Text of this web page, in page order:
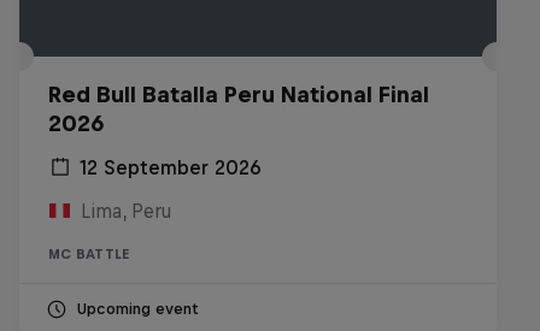
Red Bull Batalla Peru National Final
2026
12 September 2026
Lima, Peru
MC BATTLE
Upcoming event